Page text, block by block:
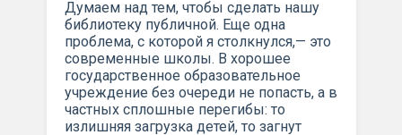
Думаем над тем, чтобы сделать нашу
библиотеку публичной. Еще одна
проблема, с которой я столкнулся,— это
современные школы. В хорошее
государственное образовательное
учреждение без очереди не попасть, а в
частных сплошные перегибы: то
излишняя загрузка детей, то загнут